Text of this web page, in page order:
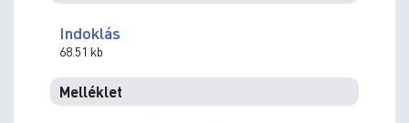
Indoklás
68.51 kb
Melléklet